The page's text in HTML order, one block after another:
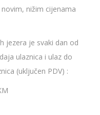
nižim cijenama
jezera je svaki dan od
ulaznica i ulaz do
(uključen PDV) :